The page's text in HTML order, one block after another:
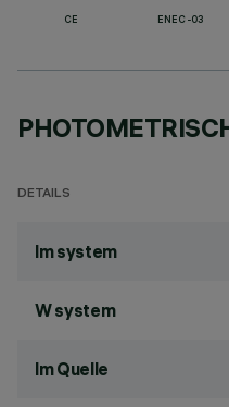
CE ENEC-03
DETAILS
lm system
W system
lm Quelle